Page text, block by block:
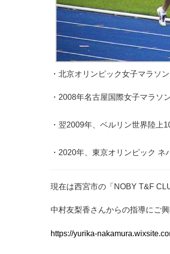
・北京オリンピック女子マラソ
・2008年名古屋国際女子マラソ
・翌2009年、ベルリン世界陸上
・2020年、東京オリンピック
現在は西宮市の「NOBY T&F
中村友梨香さんからの指導にご
https://yurika-